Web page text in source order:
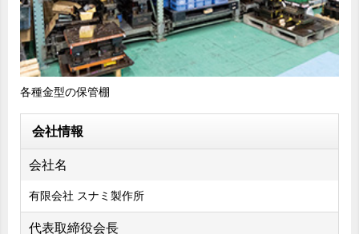
各種金型の保管棚
会社情報
会社名
有限会社 スナミ製作所
代表取締役会長